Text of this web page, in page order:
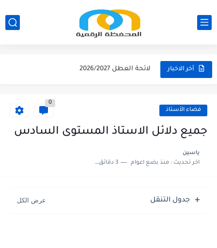
أخر الاخبار
نتائج الحركة الانتقالية الجهوية - الابتدائي 2026
لائحة العطل 2026/2027
امتحان الموحد الإقليمي اللغة الفرنسية لمستوى السادس 2025/2026 فضاء الأستاذ
0
جميع دلائل الاستاذ المستوى السادس
ياسين
اخر تحديث :منذ بضع اعوام 3 دقائق للقراءة
جدول التنقل